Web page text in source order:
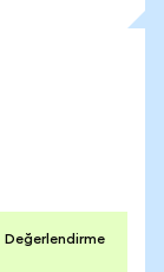
Değerlendirme